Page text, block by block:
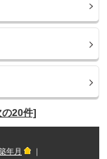
20件]
年月 ｜